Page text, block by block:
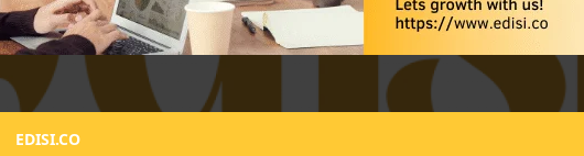
EDISI.CO